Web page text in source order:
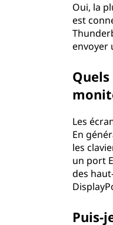
Oui, la
est
envoyer
Les
En
les
un port
des
Puis-